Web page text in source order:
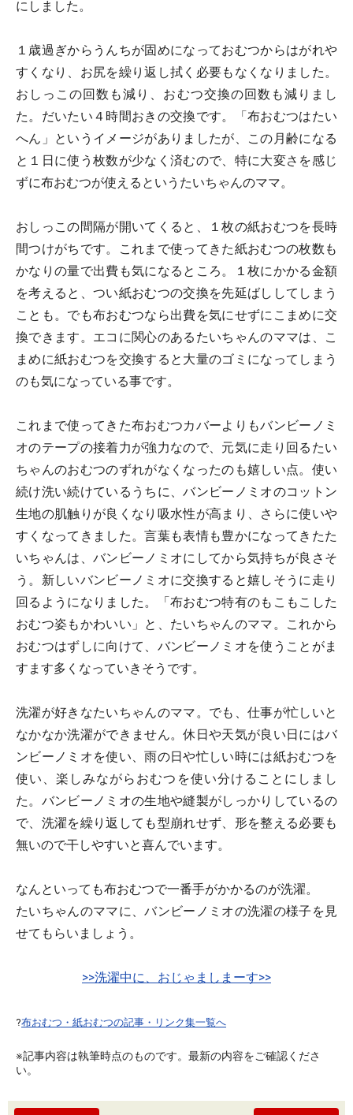
にしました。
１歳過ぎからうんちが固めになっておむつからはがれや
すくなり、お尻を繰り返し拭く必要もなくなりました。
おしっこの回数も減り、おむつ交換の回数も減りまし
た。だいたい４時間おきの交換です。「布おむつはたい
へん」というイメージがありましたが、この月齢になる
と１日に使う枚数が少なく済むので、特に大変さを感じ
ずに布おむつが使えるというたいちゃんのママ。
おしっこの間隔が開いてくると、１枚の紙おむつを長時
間つけがちです。これまで使ってきた紙おむつの枚数も
かなりの量で出費も気になるところ。１枚にかかる金額
を考えると、つい紙おむつの交換を先延ばししてしまう
ことも。でも布おむつなら出費を気にせずにこまめに交
換できます。エコに関心のあるたいちゃんのママは、こ
まめに紙おむつを交換すると大量のゴミになってしまう
のも気になっている事です。
これまで使ってきた布おむつカバーよりもバンビーノミ
オのテープの接着力が強力なので、元気に走り回るたい
ちゃんのおむつのずれがなくなったのも嬉しい点。使い
続け洗い続けているうちに、バンビーノミオのコットン
生地の肌触りが良くなり吸水性が高まり、さらに使いや
すくなってきました。言葉も表情も豊かになってきたた
いちゃんは、バンビーノミオにしてから気持ちが良さそ
う。新しいバンビーノミオに交換すると嬉しそうに走り
回るようになりました。「布おむつ特有のもこもこした
おむつ姿もかわいい」と、たいちゃんのママ。これから
おむつはずしに向けて、バンビーノミオを使うことがま
すます多くなっていきそうです。
洗濯が好きなたいちゃんのママ。でも、仕事が忙しいと
なかなか洗濯ができません。休日や天気が良い日にはバ
ンビーノミオを使い、雨の日や忙しい時には紙おむつを
使い、楽しみながらおむつを使い分けることにしまし
た。バンビーノミオの生地や縫製がしっかりしているの
で、洗濯を繰り返しても型崩れせず、形を整える必要も
無いので干しやすいと喜んでいます。
なんといっても布おむつで一番手がかかるのが洗濯。
たいちゃんのママに、バンビーノミオの洗濯の様子を見
せてもらいましょう。
>>洗濯中に、おじゃましまーす>>
?布おむつ・紙おむつの記事・リンク集一覧へ
※記事内容は執筆時点のものです。最新の内容をご確認くださ
い。